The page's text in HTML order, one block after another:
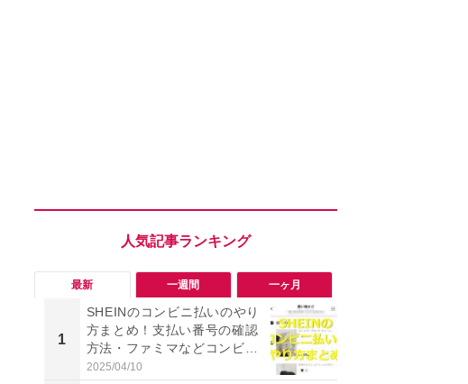
最新 一週間 一ヶ月
1
SHEINのコンビニ払いのやり
方まとめ！支払い番号の確認
方法・ファミマなどコンビニ
別の手順を解説！
2025/04/10